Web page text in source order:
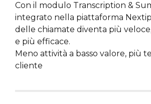
Con il modulo Transcription &
integrato nella piattaforma
delle chiamate diventa più
e più efficace.
Meno attività a basso valore, più
cliente